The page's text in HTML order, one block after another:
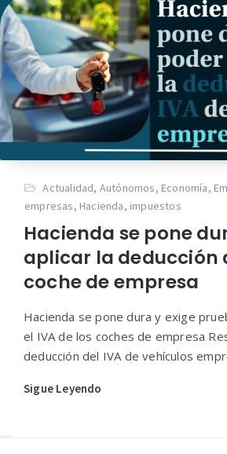
Actualidad, Autónomos, Economía,
empresas, Hacienda, impuestos
Hacienda se pone
aplicar la deducción
coche de empresa
Hacienda se pone dura y exige
el IVA de los coches de empresa
deducción del IVA de vehículos
Sigue Leyendo